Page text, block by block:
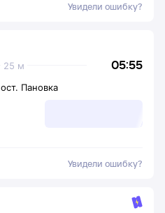
Увидели ошибку?
05:55
25 м
ост. Пановка
Увидели ошибку?